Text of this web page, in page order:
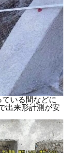
いる間などに
出来形計測が安